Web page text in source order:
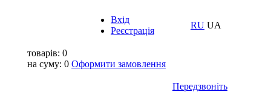
Вхід
Реєстрація
RU UA
товарів: 0
на суму: 0 Оформити замовлення
Передзвоніть